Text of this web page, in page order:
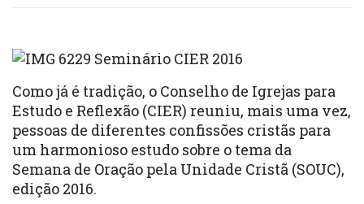
Como já é tradição, o Conselho de Igrejas para
Estudo e Reflexão (CIER) reuniu, mais uma vez,
pessoas de diferentes confissões cristãs para
um harmonioso estudo sobre o tema da
Semana de Oração pela Unidade Cristã (SOUC),
edição 2016.